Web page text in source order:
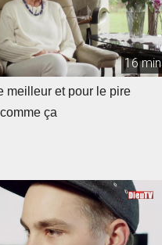
16 min
meilleur et pour le pire
ça